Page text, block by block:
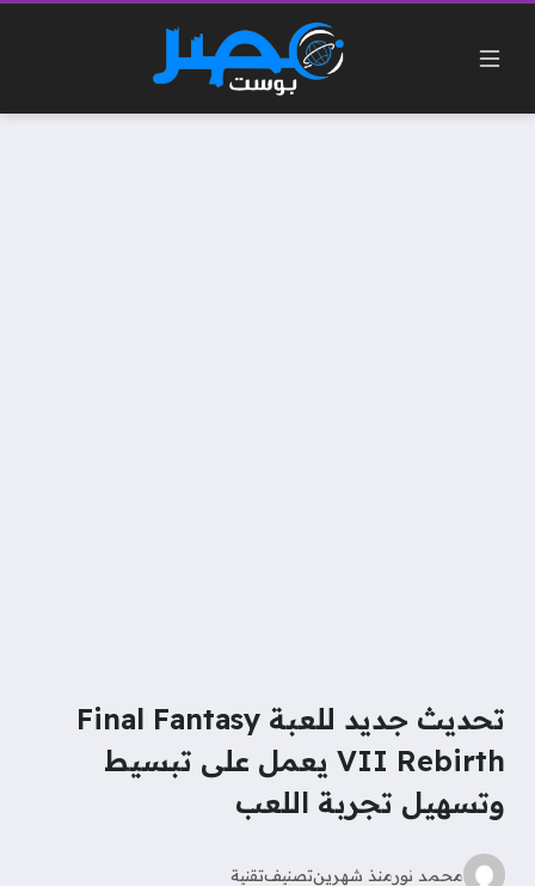
تحديث جديد للعبة Final Fantasy
VII Rebirth يعمل على تبسيط
وتسهيل تجربة اللعب
محمد نورمنذ شهرينتصنيفتقنية